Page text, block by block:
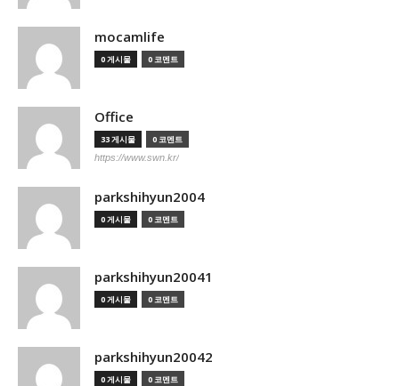
mocamlife
0 게시물 0 코멘트
Office
33 게시물 0 코멘트
https://www.swn.kr/
parkshihyun2004
0 게시물 0 코멘트
parkshihyun20041
0 게시물 0 코멘트
parkshihyun20042
0 게시물 0 코멘트